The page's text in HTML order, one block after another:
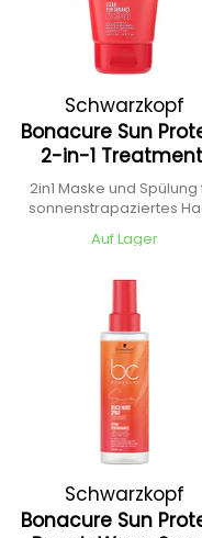
Schwarzkopf
Professional
Bonacure Sun
2-in-1 Treatment
2in1 Maske und Spülung
sonnenstrapaziertes
Auf Lager
Schwarzkopf
Professional
Bonacure Sun